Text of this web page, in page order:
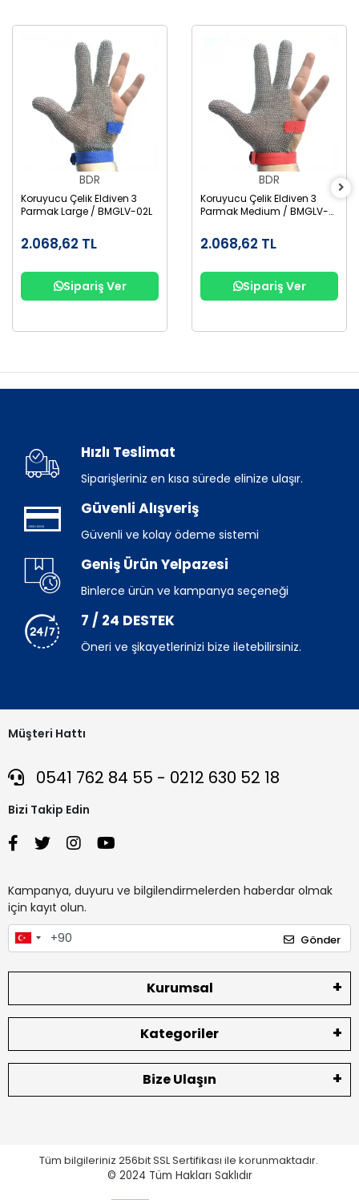
BDR
Koruyucu Çelik Eldiven 3
Parmak Large / BMGLV-02L
2.068,62 TL
Sipariş Ver
BDR
Koruyucu Çelik Eldiven 3
Parmak Medium / BMGLV-
2.068,62 TL
Sipariş Ver
Hızlı Teslimat
Siparişleriniz en kısa sürede elinize ulaşır.
Güvenli Alışveriş
Güvenli ve kolay ödeme sistemi
Geniş Ürün Yelpazesi
Binlerce ürün ve kampanya seçeneği
7 / 24 DESTEK
Öneri ve şikayetlerinizi bize iletebilirsiniz.
Müşteri Hattı
0541 762 84 55 - 0212 630 52 18
Bizi Takip Edin
Kampanya, duyuru ve bilgilendirmelerden haberdar olmak
için kayıt olun.
Gönder
Kurumsal
Kategoriler
Bize Ulaşın
Tüm bilgileriniz 256bit SSL Sertifikası ile korunmaktadır.
© 2024 Tüm Hakları Saklıdır